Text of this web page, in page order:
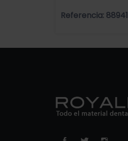
Referencia: 88941